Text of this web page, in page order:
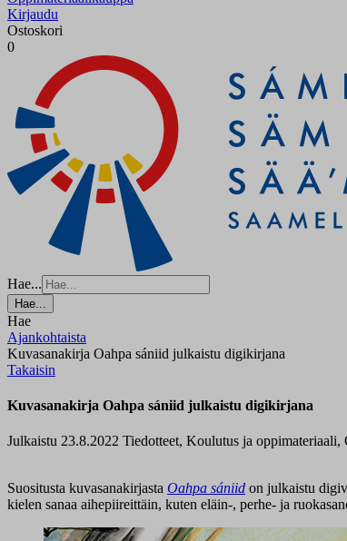
Kirjaudu
Ostoskori
0
Hae...
Hae...
Hae
Ajankohtaista
Kuvasanakirja Oahpa sániid julkaistu digikirjana
Takaisin
Kuvasanakirja Oahpa sániid julkaistu digikirjana
Julkaistu 23.8.2022 Tiedotteet, Koulutus ja oppimateriaali,
Suositusta kuvasanakirjasta Oahpa sániid on julkaistu
kielen sanaa aihepiireittäin, kuten eläin-, perhe- ja